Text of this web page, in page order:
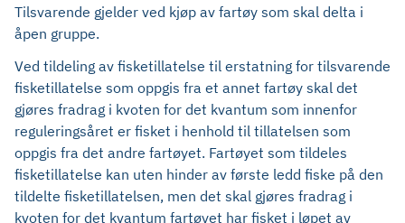
Tilsvarende gjelder ved kjøp av fartøy som skal delta i
åpen gruppe.
Ved tildeling av fisketillatelse til erstatning for tilsvarende
fisketillatelse som oppgis fra et annet fartøy skal det
gjøres fradrag i kvoten for det kvantum som innenfor
reguleringsåret er fisket i henhold til tillatelsen som
oppgis fra det andre fartøyet. Fartøyet som tildeles
fisketillatelse kan uten hinder av første ledd fiske på den
tildelte fisketillatelsen, men det skal gjøres fradrag i
kvoten for det kvantum fartøyet har fisket i løpet av